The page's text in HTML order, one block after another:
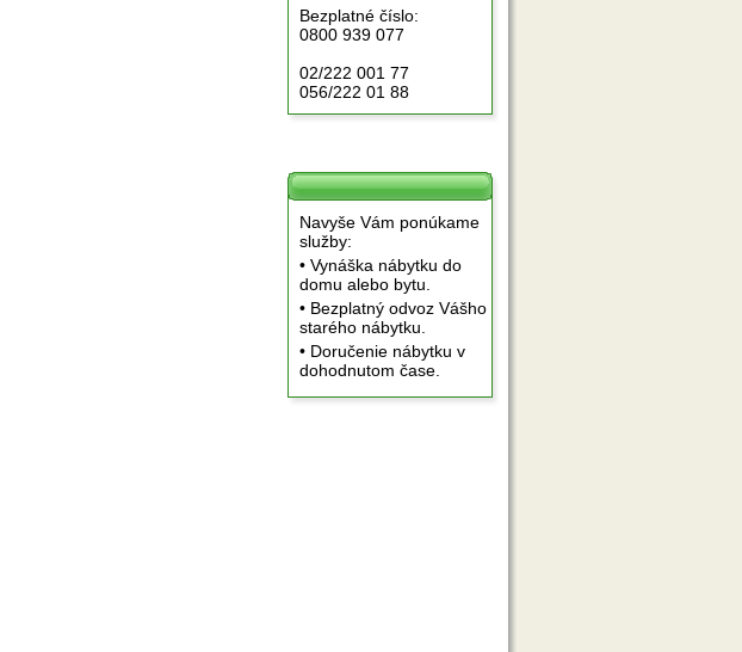
Bezplatné číslo:
0800 939 077
02/222 001 77
056/222 01 88
Navyše Vám ponúkame
služby:
• Vynáška nábytku do
domu alebo bytu.
• Bezplatný odvoz Vášho
starého nábytku.
• Doručenie nábytku v
dohodnutom čase.